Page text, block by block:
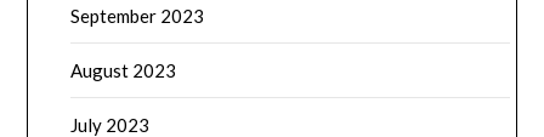
September 2023
August 2023
July 2023